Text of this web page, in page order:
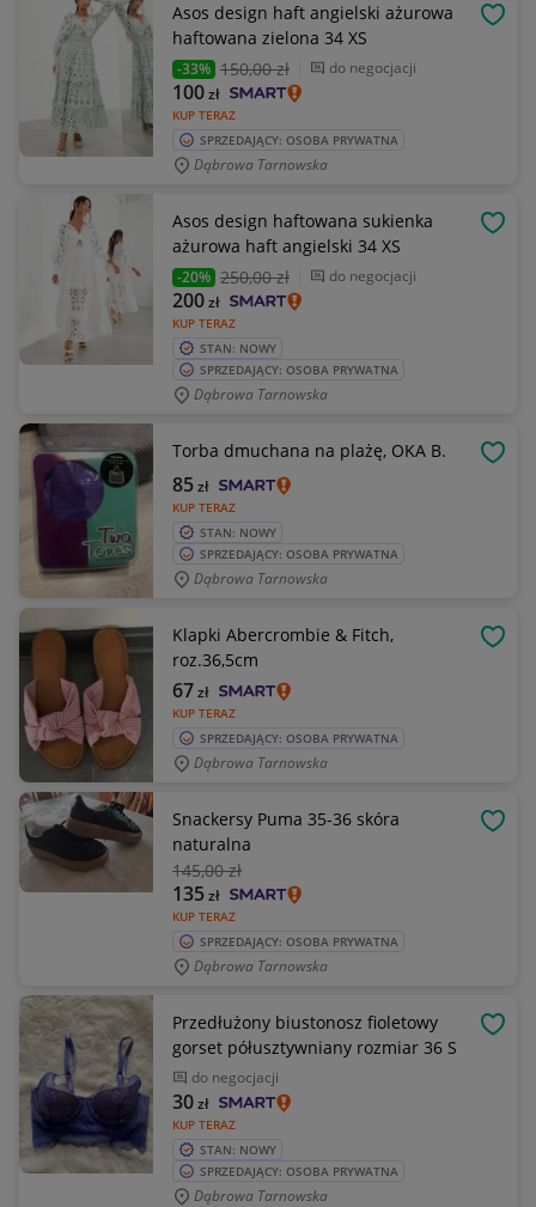
Asos design haft angielski ażurowa
haftowana zielona 34 XS
-33% 150,00 zł do negocjacji
KUP TERAZ
100zł
SPRZEDAJĄCY: OSOBA PRYWATNA
Dąbrowa Tarnowska
Asos design haftowana sukienka
ażurowa haft angielski 34 XS
-20% 250,00 zł do negocjacji
KUP TERAZ
200zł
STAN: NOWY
SPRZEDAJĄCY: OSOBA PRYWATNA
Dąbrowa Tarnowska
Torba dmuchana na plażę, OKA B.
KUP TERAZ
85zł
STAN: NOWY
SPRZEDAJĄCY: OSOBA PRYWATNA
Dąbrowa Tarnowska
Klapki Abercrombie & Fitch,
roz.36,5cm
KUP TERAZ
67zł
SPRZEDAJĄCY: OSOBA PRYWATNA
Dąbrowa Tarnowska
Snackersy Puma 35-36 skóra
naturalna
145,00 zł
KUP TERAZ
135zł
SPRZEDAJĄCY: OSOBA PRYWATNA
Dąbrowa Tarnowska
Przedłużony biustonosz fioletowy
gorset półusztywniany rozmiar 36 S
do negocjacji
KUP TERAZ
30zł
STAN: NOWY
SPRZEDAJĄCY: OSOBA PRYWATNA
Dąbrowa Tarnowska